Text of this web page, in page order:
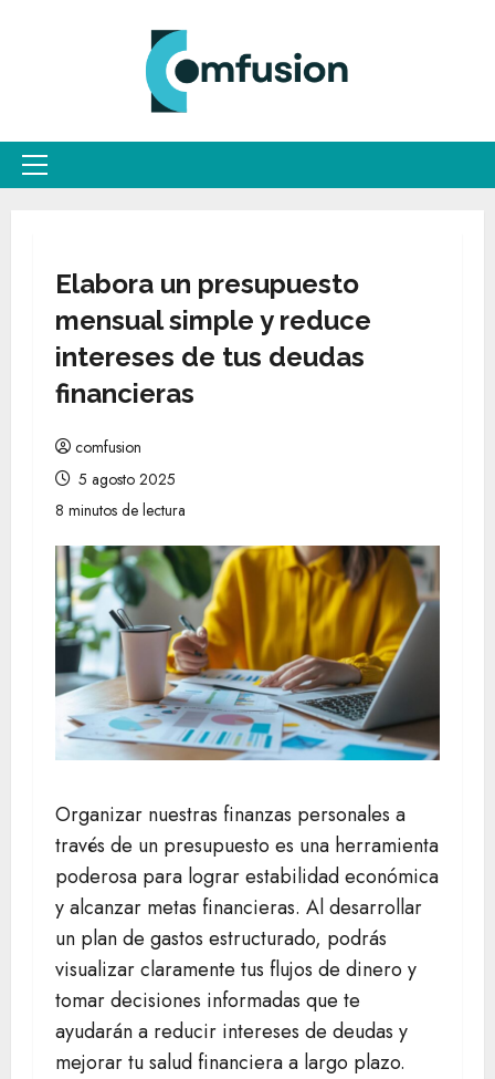
Menú
Elabora un presupuesto
mensual simple y reduce
intereses de tus deudas
financieras
comfusion
5 agosto 2025
8 minutos de lectura
Organizar nuestras finanzas personales a
través de un presupuesto es una herramienta
poderosa para lograr estabilidad económica
y alcanzar metas financieras. Al desarrollar
un plan de gastos estructurado, podrás
visualizar claramente tus flujos de dinero y
tomar decisiones informadas que te
ayudarán a reducir intereses de deudas y
mejorar tu salud financiera a largo plazo.